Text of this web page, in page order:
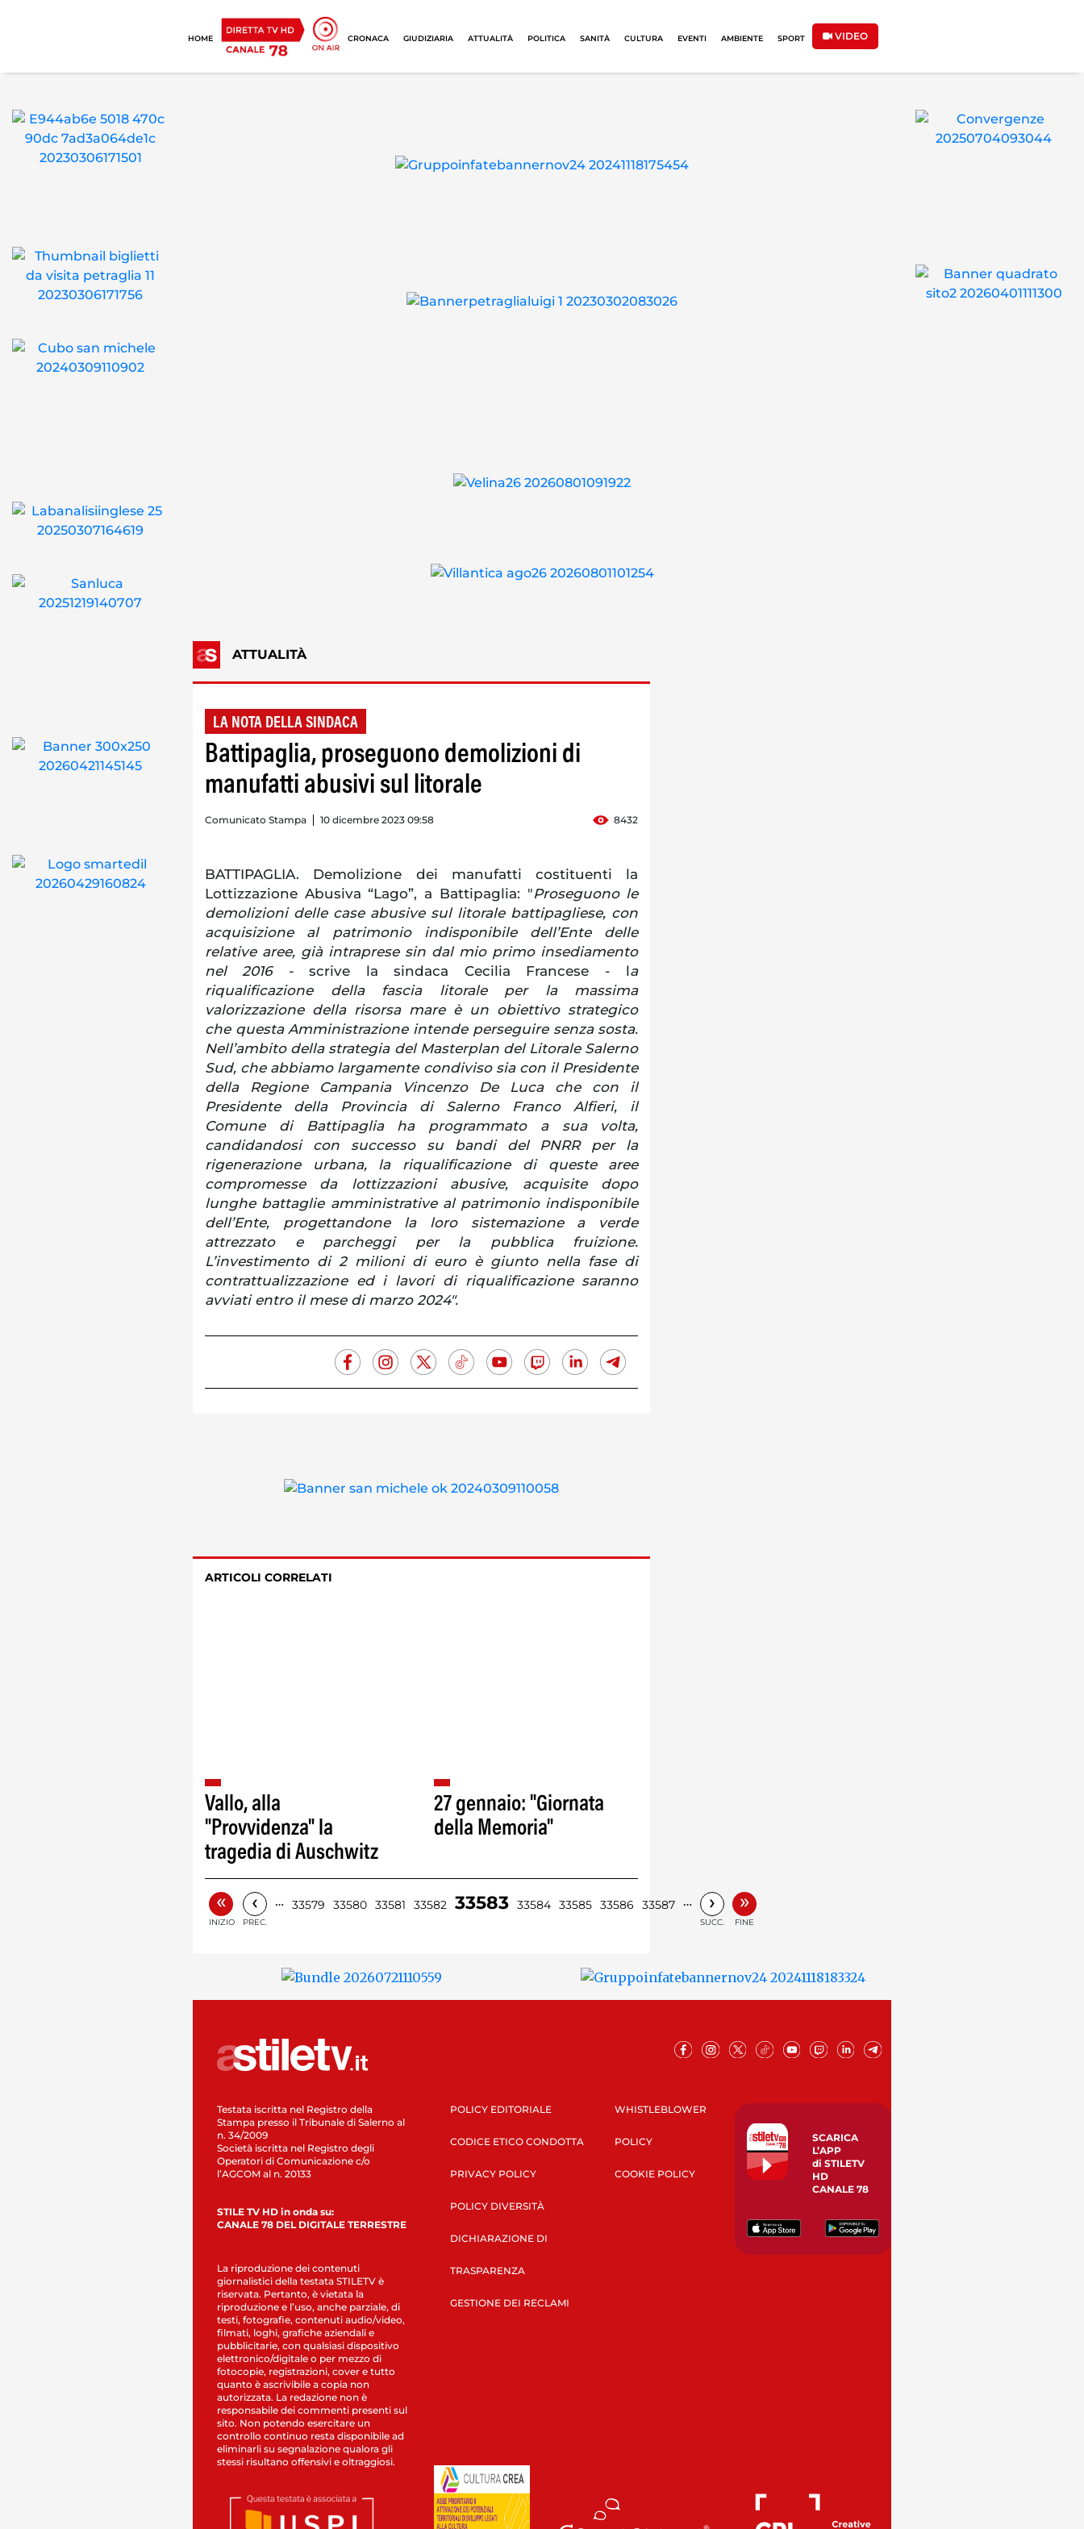
HOME CRONACA GIUDIZIARIA ATTUALITÀ POLITICA SANITÀ CULTURA EVENTI AMBIENTE SPORT VIDEO
ATTUALITÀ
LA NOTA DELLA SINDACA
Battipaglia, proseguono demolizioni di
manufatti abusivi sul litorale
Comunicato Stampa 10 dicembre 2023 09:58 8432
BATTIPAGLIA. Demolizione dei manufatti costituenti la
Lottizzazione Abusiva “Lago”, a Battipaglia: "Proseguono le
demolizioni delle case abusive sul litorale battipagliese, con
acquisizione al patrimonio indisponibile dell’Ente delle
relative aree, già intraprese sin dal mio primo insediamento
nel 2016 -scrive la sindaca Cecilia Francese - la
riqualificazione della fascia litorale per la massima
valorizzazione della risorsa mare è un obiettivo strategico
che questa Amministrazione intende perseguire senza sosta.
Nell’ambito della strategia del Masterplan del Litorale Salerno
Sud, che abbiamo largamente condiviso sia con il Presidente
della Regione Campania Vincenzo De Luca che con il
Presidente della Provincia di Salerno Franco Alfieri, il
Comune di Battipaglia ha programmato a sua volta,
candidandosi con successo su bandi del PNRR per la
rigenerazione urbana, la riqualificazione di queste aree
compromesse da lottizzazioni abusive, acquisite dopo
lunghe battaglie amministrative al patrimonio indisponibile
dell’Ente, progettandone la loro sistemazione a verde
attrezzato e parcheggi per la pubblica fruizione.
L’investimento di 2 milioni di euro è giunto nella fase di
contrattualizzazione ed i lavori di riqualificazione saranno
avviati entro il mese di marzo 2024".
ARTICOLI CORRELATI
Vallo, alla
"Provvidenza" la
tragedia di Auschwitz
27 gennaio: "Giornata
della Memoria"
«
INIZIO
‹
PREC.
… 33579 33580 33581 33582 33583 33584 33585 33586 33587 … ›
SUCC.
»
FINE
Testata iscritta nel Registro della
Stampa presso il Tribunale di Salerno al
n. 34/2009
Società iscritta nel Registro degli
Operatori di Comunicazione c/o
l’AGCOM al n. 20133
STILE TV HD in onda su:
CANALE 78 DEL DIGITALE TERRESTRE
La riproduzione dei contenuti
giornalistici della testata STILETV è
riservata. Pertanto, è vietata la
riproduzione e l’uso, anche parziale, di
testi, fotografie, contenuti audio/video,
filmati, loghi, grafiche aziendali e
pubblicitarie, con qualsiasi dispositivo
elettronico/digitale o per mezzo di
fotocopie, registrazioni, cover e tutto
quanto è ascrivibile a copia non
autorizzata. La redazione non è
responsabile dei commenti presenti sul
sito. Non potendo esercitare un
controllo continuo resta disponibile ad
eliminarli su segnalazione qualora gli
stessi risultano offensivi e oltraggiosi.
POLICY EDITORIALE
CODICE ETICO CONDOTTA
PRIVACY POLICY
POLICY DIVERSITÀ
DICHIARAZIONE DI
TRASPARENZA
GESTIONE DEI RECLAMI
WHISTLEBLOWER
POLICY
COOKIE POLICY
SCARICA
L’APP
di STILETV
HD
CANALE 78